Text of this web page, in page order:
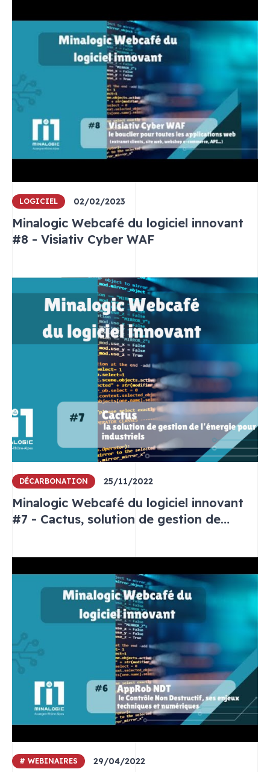
LOGICIEL 02/02/2023
Minalogic Webcafé du logiciel innovant
#8 - Visiativ Cyber WAF
DÉCARBONATION 25/11/2022
Minalogic Webcafé du logiciel innovant
#7 - Cactus, solution de gestion de
# WEBINAIRES 29/04/2022